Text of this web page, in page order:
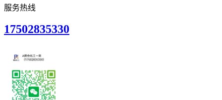
服务热线
17502835330